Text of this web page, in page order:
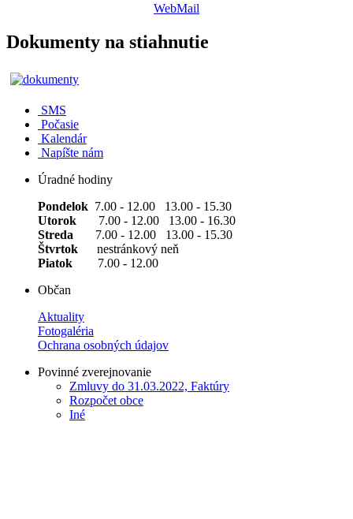
WebMail
Dokumenty na stiahnutie
SMS
Počasie
Kalendár
Napíšte nám
Úradné hodiny
Pondelok 7.00 - 12.00 13.00 - 15.30
Utorok
7.00 - 12.00 13.00 - 16.30
Streda 7.00 - 12.00 13.00 - 15.30
Štvrtok
nestránkový neň
Piatok 7.00 - 12.00
Občan
Aktuality
Fotogaléria
Ochrana osobných údajov
Povinné zverejnovanie
Zmluvy do 31.03.2022, Faktúry
Rozpočet obce
Iné